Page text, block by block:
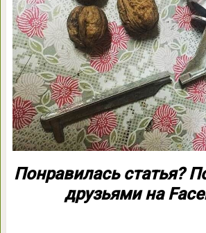
Понравилась статья?
друзьями на